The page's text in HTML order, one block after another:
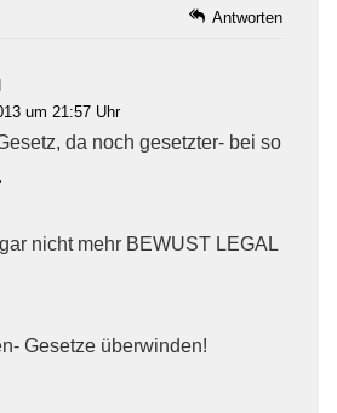
Antworten
um 21:57 Uhr
da noch gesetzter- bei so
nicht mehr BEWUST LEGAL
Gesetze überwinden!